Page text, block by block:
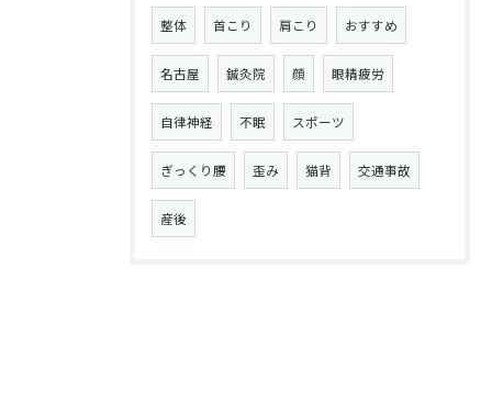
整体 首こり 肩こり おすすめ
名古屋 鍼灸院 顔 眼精疲労
自律神経 不眠 スポーツ
ぎっくり腰 歪み 猫背 交通事故
産後